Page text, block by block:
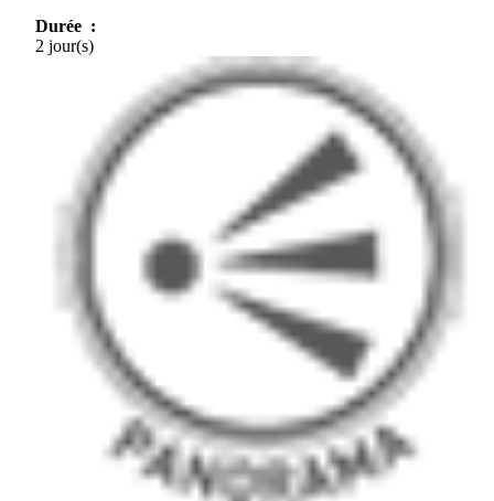
Durée :
2 jour(s)